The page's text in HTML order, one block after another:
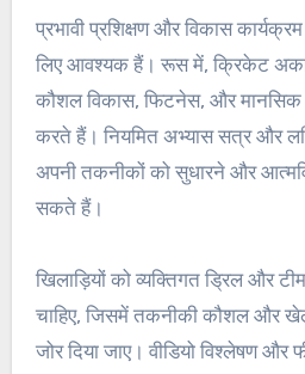
प्रभावी प्रशिक्षण और विकास
लिए आवश्यक हैं। रूस में, क्रिकेट
कौशल विकास, फिटनेस, और मानसिक
करते हैं। नियमित अभ्यास सत्र और
अपनी तकनीकों को सुधारने और
सकते हैं।
खिलाड़ियों को व्यक्तिगत ड्रिल और
चाहिए, जिसमें तकनीकी कौशल और
जोर दिया जाए। वीडियो विश्लेषण